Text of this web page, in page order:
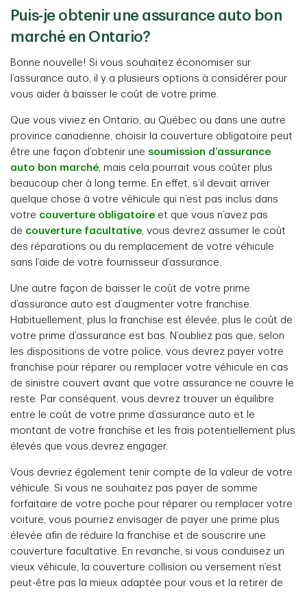
Puis-je obtenir une assurance auto bon
marché en Ontario?
Bonne nouvelle! Si vous souhaitez économiser sur
l’assurance auto, il y a plusieurs options à considérer pour
vous aider à baisser le coût de votre prime.
Que vous viviez en Ontario, au Québec ou dans une autre
province canadienne, choisir la couverture obligatoire peut
être une façon d’obtenir une soumission d’assurance
auto bon marché, mais cela pourrait vous coûter plus
beaucoup cher à long terme. En effet, s’il devait arriver
quelque chose à votre véhicule qui n’est pas inclus dans
votre couverture obligatoire et que vous n’avez pas
de couverture facultative, vous devrez assumer le coût
des réparations ou du remplacement de votre véhicule
sans l’aide de votre fournisseur d’assurance.
Une autre façon de baisser le coût de votre prime
d’assurance auto est d’augmenter votre franchise.
Habituellement, plus la franchise est élevée, plus le coût de
votre prime d’assurance est bas. N’oubliez pas que, selon
les dispositions de votre police, vous devrez payer votre
franchise pour réparer ou remplacer votre véhicule en cas
de sinistre couvert avant que votre assurance ne couvre le
reste. Par conséquent, vous devrez trouver un équilibre
entre le coût de votre prime d’assurance auto et le
montant de votre franchise et les frais potentiellement plus
élevés que vous devrez engager.
Vous devriez également tenir compte de la valeur de votre
véhicule. Si vous ne souhaitez pas payer de somme
forfaitaire de votre poche pour réparer ou remplacer votre
voiture, vous pourriez envisager de payer une prime plus
élevée afin de réduire la franchise et de souscrire une
couverture facultative. En revanche, si vous conduisez un
vieux véhicule, la couverture collision ou versement n’est
peut-être pas la mieux adaptée pour vous et la retirer de